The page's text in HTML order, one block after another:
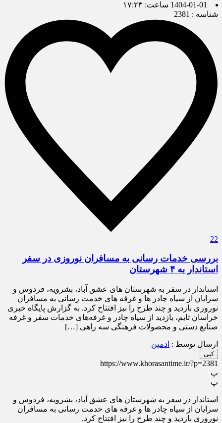
1404-01-01 ساعت: ۱۷:۲۳
شناسه : 2381
22
بررسی خدمات رسانی به مسافران نوروزی در سفر
استاندار به ۴ شهرستان
استاندار در سفر به شهرستان های عشق آباد، بشرویه، فردوس و
سرایان از سیاه چادر ها و غرفه های خدمت رسانی به مسافران
نوروزی بازدید و چند طرح را نیز افتتاح کرد. به گزارش پایگاه خبری
خراسان تایم، بازدید از سیاه چادر و غرفه‌های خدمات سفر و غرفه
صنایع دستی و محصولات فرهنگی سه راهی […]
ارسال توسط : ادمین
کپی
https://www.khorasantime.ir/?p=2381
پ
پ
استاندار در سفر به شهرستان های عشق آباد، بشرویه، فردوس و
سرایان از سیاه چادر ها و غرفه های خدمت رسانی به مسافران
نوروزی بازدید و چند طرح را نیز افتتاح کرد.